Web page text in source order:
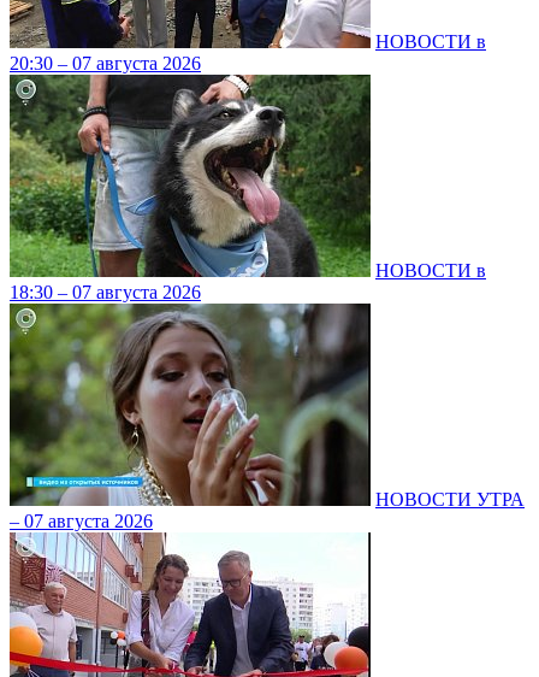
НОВОСТИ в
20:30 – 07 августа 2026
НОВОСТИ в
18:30 – 07 августа 2026
НОВОСТИ УТРА
– 07 августа 2026